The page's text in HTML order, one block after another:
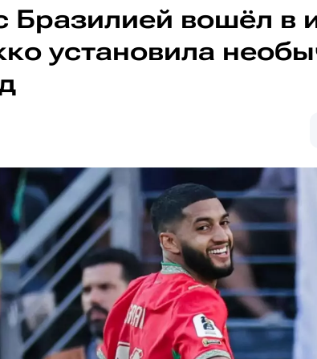
Бразилией вошёл в
установила